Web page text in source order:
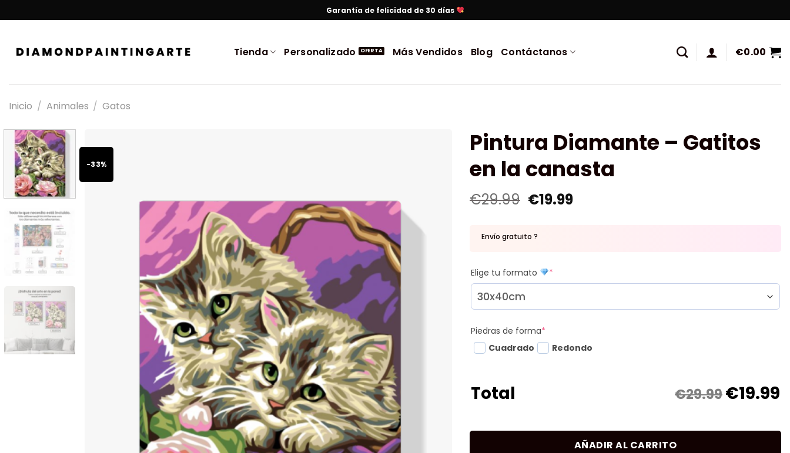
Garantía de felicidad de 30 días
Tienda Personalizado Más Vendidos Blog Contáctanos €0.00
Inicio / Animales / Gatos
-33%
Pintura Diamante – Gatitos
en la canasta
€29.99 €19.99
Envío gratuito ?
Elige tu formato *
Piedras de forma*
Cuadrado
Redondo
Total €29.99€19.99
AÑADIR AL CARRITO